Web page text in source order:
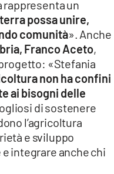
rappresenta un
possa unire,
comunità». Anche
Franco Aceto,
«Stefania
non ha confini
ai bisogni delle
di sostenere
l’agricoltura
e sviluppo
integrare anche chi